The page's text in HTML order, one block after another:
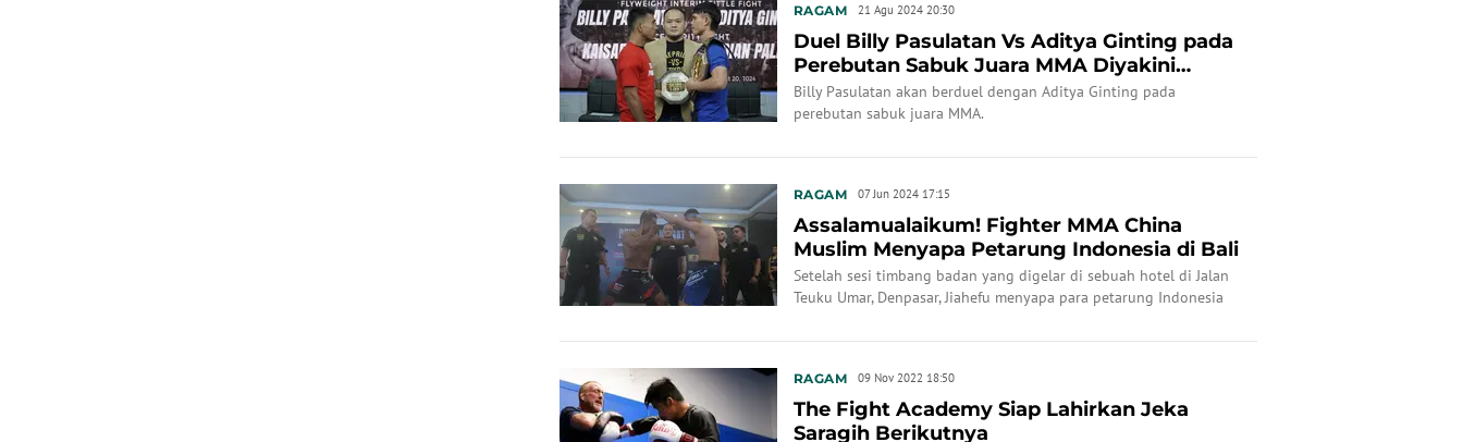
RAGAM 21 Agu 2024 20:30
Duel Billy Pasulatan Vs Aditya Ginting pada
Perebutan Sabuk Juara MMA Diyakini
Berjalan Se...
Billy Pasulatan akan berduel dengan Aditya Ginting pada
perebutan sabuk juara MMA.
RAGAM 07 Jun 2024 17:15
Assalamualaikum! Fighter MMA China
Muslim Menyapa Petarung Indonesia di Bali
Setelah sesi timbang badan yang digelar di sebuah hotel di Jalan
Teuku Umar, Denpasar, Jiahefu menyapa para petarung Indonesia
RAGAM 09 Nov 2022 18:50
The Fight Academy Siap Lahirkan Jeka
Saragih Berikutnya